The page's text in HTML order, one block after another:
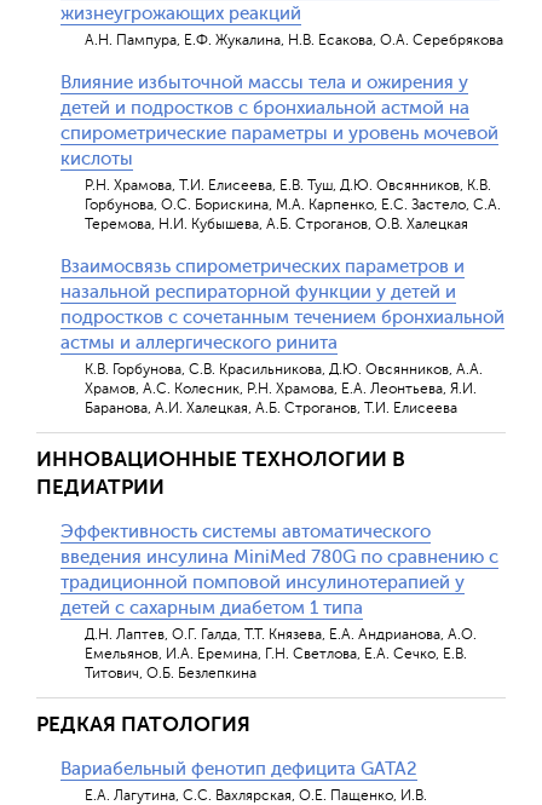
жизнеугрожающих реакций
А.Н. Пампура, Е.Ф. Жукалина, Н.В. Есакова, О.А. Серебрякова
Влияние избыточной массы тела и ожирения у
детей и подростков с бронхиальной астмой на
спирометрические параметры и уровень мочевой
кислоты
Р.Н. Храмова, Т.И. Елисеева, Е.В. Туш, Д.Ю. Овсянников, К.В.
Горбунова, О.С. Борискина, М.А. Карпенко, Е.С. Застело, С.А.
Теремова, Н.И. Кубышева, А.Б. Строганов, О.В. Халецкая
Взаимосвязь спирометрических параметров и
назальной респираторной функции у детей и
подростков с сочетанным течением бронхиальной
астмы и аллергического ринита
К.В. Горбунова, С.В. Красильникова, Д.Ю. Овсянников, А.A.
Храмов, А.С. Колесник, Р.Н. Храмова, Е.А. Леонтьева, Я.И.
Баранова, А.И. Халецкая, А.Б. Строганов, Т.И. Елисеева
ИННОВАЦИОННЫЕ ТЕХНОЛОГИИ В
ПЕДИАТРИИ
Эффективность системы автоматического
введения инсулина MiniMed 780G по сравнению с
традиционной помповой инсулинотерапией у
детей с сахарным диабетом 1 типа
Д.Н. Лаптев, О.Г. Галда, Т.Т. Князева, Е.А. Андрианова, А.О.
Емельянов, И.А. Еремина, Г.Н. Светлова, Е.А. Сечко, Е.В.
Титович, О.Б. Безлепкина
РЕДКАЯ ПАТОЛОГИЯ
Вариабельный фенотип дефицита GATA2
Е.А. Лагутина, С.С. Вахлярская, О.Е. Пащенко, И.В.